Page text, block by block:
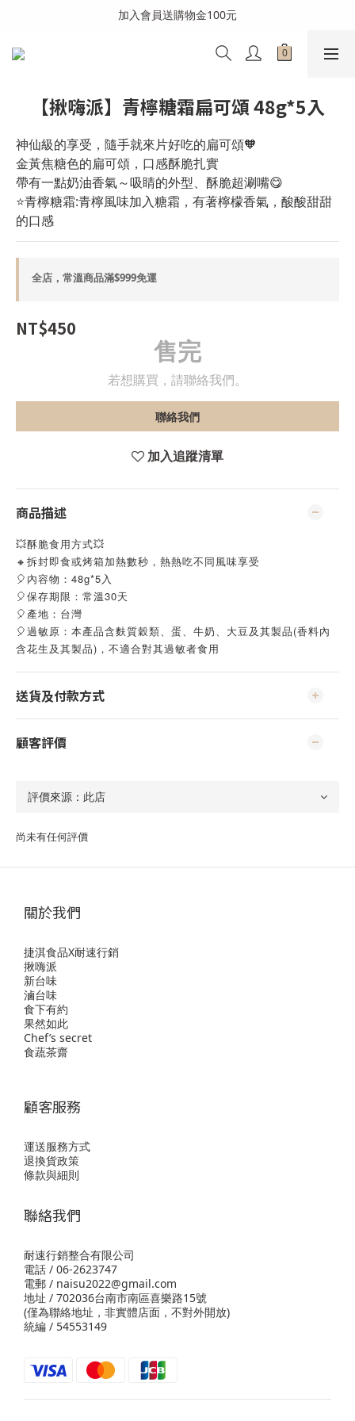
全館消費滿999免運費(溫層不同請分開結帳)
加入會員送購物金100元
全館消費滿999免運費(溫層不同請分開結帳)
【揪嗨派】青檸糖霜扁可頌 48g*5入
神仙級的享受，隨手就來片好吃的扁可頌🧡
金黃焦糖色的扁可頌，口感酥脆扎實
帶有一點奶油香氣～吸睛的外型、酥脆超涮嘴😋
⭐青檸糖霜:青檸風味加入糖霜，有著檸檬香氣，酸酸甜甜
的口感
全店，常溫商品滿$999免運
NT$450
售完
若想購買，請聯絡我們。
聯絡我們
加入追蹤清單
商品描述
💥酥脆食用方式💥
🔸拆封即食或烤箱加熱數秒，熱熱吃不同風味享受
🎈內容物：48g*5入
🎈保存期限：常溫30天
🎈產地：台灣
🎈過敏原：本產品含麩質穀類、蛋、牛奶、大豆及其製品(香料內
含花生及其製品)，不適合對其過敏者食用
送貨及付款方式
顧客評價
尚未有任何評價
關於我們
捷淇食品X耐速行銷
揪嗨派
新台味
滷台味
食下有約
果然如此
Chef’s secret
食蔬茶齋
顧客服務
運送服務方式
退換貨政策
條款與細則
聯絡我們
耐速行銷整合有限公司
電話 / 06-2623747
電郵 / naisu2022@gmail.com
地址 / 702036台南市南區喜樂路15號
(僅為聯絡地址，非實體店面，不對外開放)
統編 / 54553149